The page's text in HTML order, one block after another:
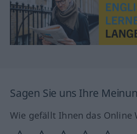
Sagen Sie uns Ihre
Wie gefällt Ihnen das Online